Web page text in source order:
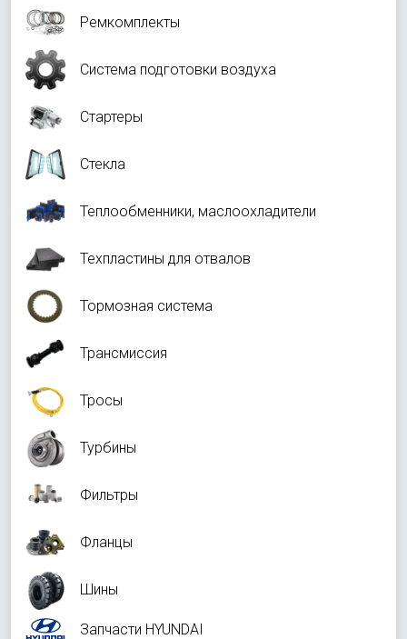
Ремкомплекты
Система подготовки воздуха
Стартеры
Стекла
Теплообменники, маслоохладители
Техпластины для отвалов
Тормозная система
Трансмиссия
Тросы
Турбины
Фильтры
Фланцы
Шины
Запчасти HYUNDAI